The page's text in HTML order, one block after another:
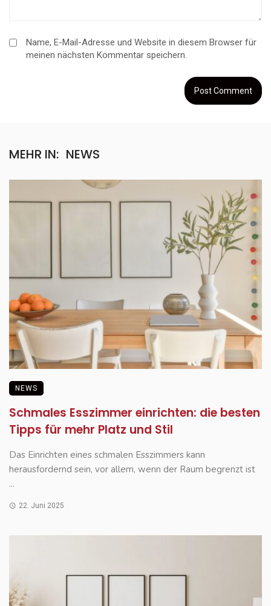
Name, E-Mail-Adresse und Website in diesem Browser für
meinen nächsten Kommentar speichern.
MEHR IN: NEWS
NEWS
Schmales Esszimmer einrichten: die besten
Tipps für mehr Platz und Stil
Das Einrichten eines schmalen Esszimmers kann
herausfordernd sein, vor allem, wenn der Raum begrenzt ist
...
22. Juni 2025